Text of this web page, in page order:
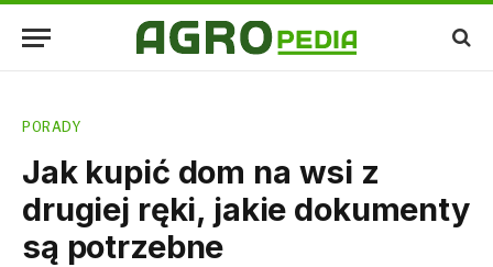
PORADY
Jak kupić dom na wsi z
drugiej ręki, jakie dokumenty
są potrzebne